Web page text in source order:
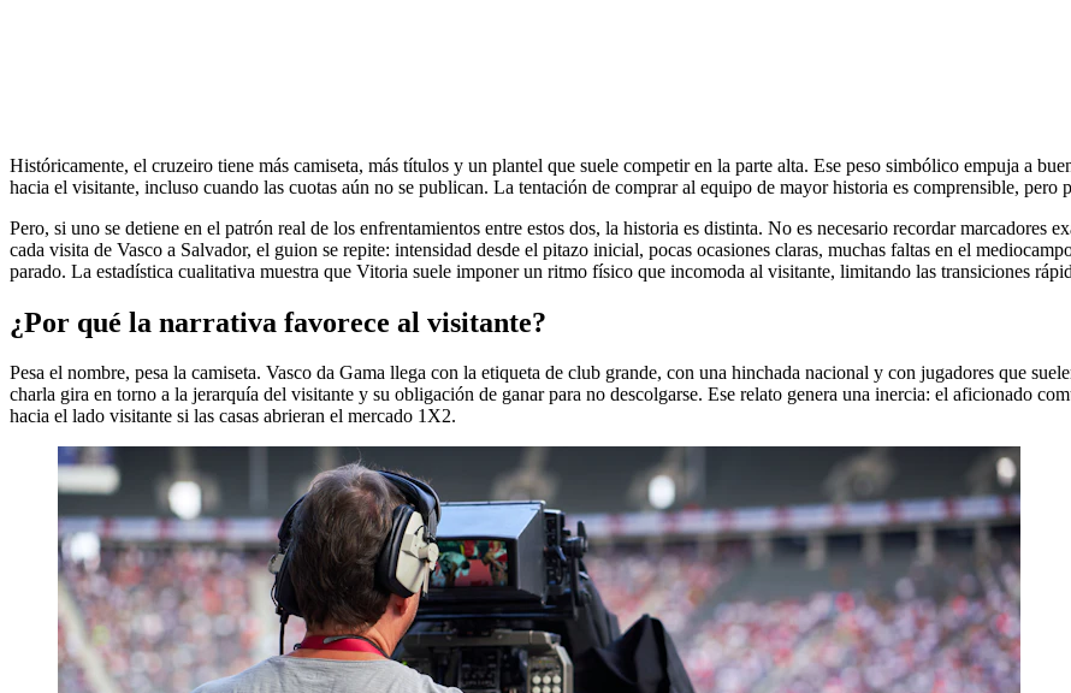
Históricamente, el cruzeiro tiene más camiseta, más títulos y un plantel que suele competir en la parte alta. Ese peso simbólico empuja a
hacia el visitante, incluso cuando las cuotas aún no se publican. La tentación de comprar al equipo de mayor historia es comprensible, pero
Pero, si uno se detiene en el patrón real de los enfrentamientos entre estos dos, la historia es distinta. No es necesario recordar marcadores
cada visita de Vasco a Salvador, el guion se repite: intensidad desde el pitazo inicial, pocas ocasiones claras, muchas faltas en el
parado. La estadística cualitativa muestra que Vitoria suele imponer un ritmo físico que incomoda al visitante, limitando las transiciones
¿Por qué la narrativa favorece al visitante?
Pesa el nombre, pesa la camiseta. Vasco da Gama llega con la etiqueta de club grande, con una hinchada nacional y con jugadores que
charla gira en torno a la jerarquía del visitante y su obligación de ganar para no descolgarse. Ese relato genera una inercia: el aficionado
hacia el lado visitante si las casas abrieran el mercado 1X2.